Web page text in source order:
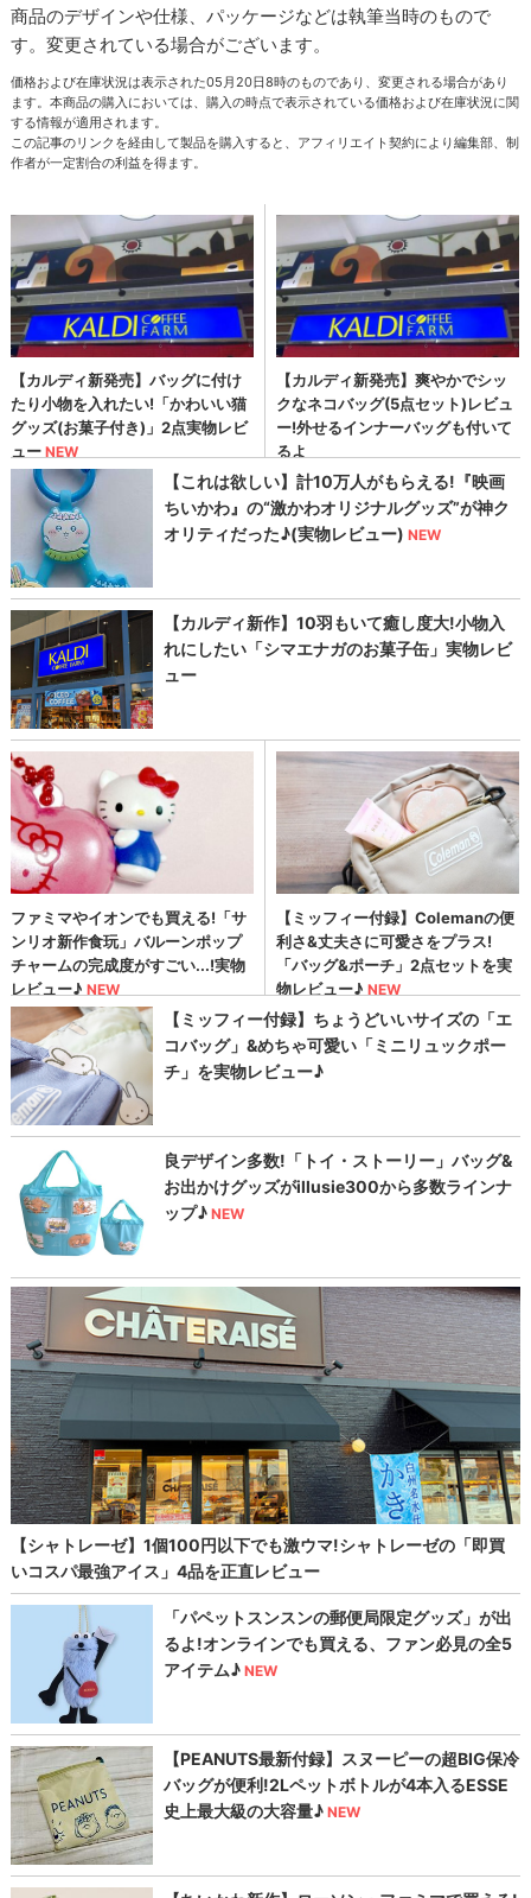
商品のデザインや仕様、パッケージなどは執筆当時のもので
す。変更されている場合がございます。
価格および在庫状況は表示された05月20日8時のものであり、変更される場合があり
ます。本商品の購入においては、購入の時点で表示されている価格および在庫状況に関
する情報が適用されます。
この記事のリンクを経由して製品を購入すると、アフィリエイト契約により編集部、制
作者が一定割合の利益を得ます。